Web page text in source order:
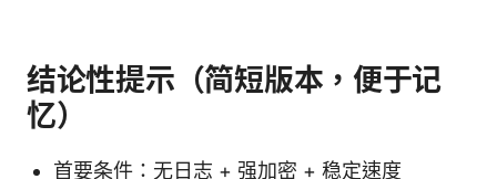
结论性提示（简短版本，便于记
忆）
首要条件：无日志 + 强加密 + 稳定速度